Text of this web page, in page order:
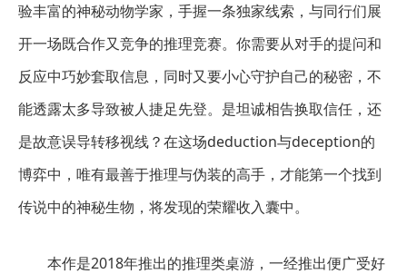
验丰富的神秘动物学家，手握一条独家线索，与同行们展
开一场既合作又竞争的推理竞赛。你需要从对手的提问和
反应中巧妙套取信息，同时又要小心守护自己的秘密，不
能透露太多导致被人捷足先登。是坦诚相告换取信任，还
是故意误导转移视线？在这场deduction与deception的
博弈中，唯有最善于推理与伪装的高手，才能第一个找到
传说中的神秘生物，将发现的荣耀收入囊中。
本作是2018年推出的推理类桌游，一经推出便广受好